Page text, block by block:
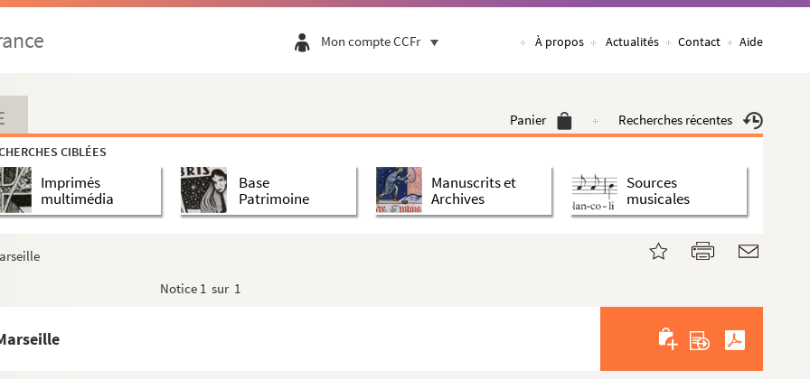
Mon compte CCFr À propos Actualités Contact Aide
Panier Recherches récentes
CIBLÉES
Imprimés
multimédia
Base
Patrimoine
Manuscrits et
Archives
Sources
musicales
Notice 1 sur 1
Besson